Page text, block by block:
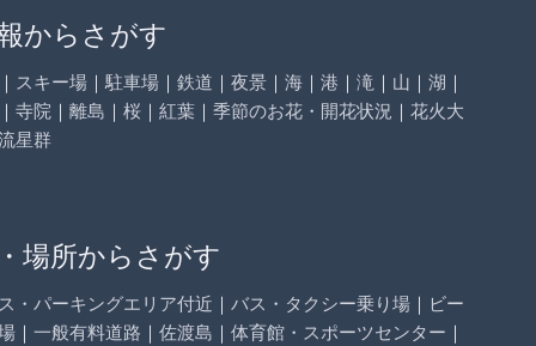
からさがす
｜ スキー場 ｜ 駐車場 ｜ 鉄道 ｜ 夜景 ｜ 海 ｜ 港 ｜ 滝 ｜ 山 ｜ 湖 ｜
｜ 寺院 ｜ 離島 ｜ 桜 ｜ 紅葉 ｜ 季節のお花・開花状況 ｜ 花火大
星群
場所からさがす
・パーキングエリア付近 ｜ バス・タクシー乗り場 ｜ ビー
｜ 一般有料道路 ｜ 佐渡島 ｜ 体育館・スポーツセンター ｜